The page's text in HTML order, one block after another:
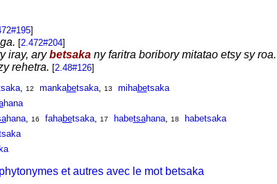
]
[2.472#204]
iray, arybetsakany faritra boribory mitatao etsy sy roa.
rehetra. [2.48#126]
, 12 mankabetsaka, 13 mihabetsaka
hana
hana, 16 fahabetsaka, 17 habetsahana, 18
habetsaka
et autres avec le mot betsaka